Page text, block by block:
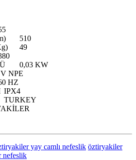
510
49
0,03 KW
NPE
HZ
IPX4
TURKEY
yay camlı nefeslik öztiryakiler
nefeslik